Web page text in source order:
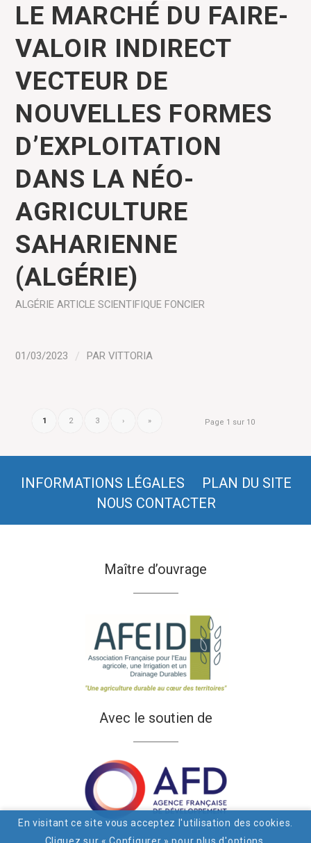
LE MARCHÉ DU FAIRE-
VALOIR INDIRECT
VECTEUR DE
NOUVELLES FORMES
D’EXPLOITATION
DANS LA NÉO-
AGRICULTURE
SAHARIENNE
(ALGÉRIE)
ALGÉRIE ARTICLE SCIENTIFIQUE FONCIER
01/03/2023 / PARVITTORIA
Page 1 sur 10
1 2 3 › »
INFORMATIONS LÉGALES
PLAN DU SITE
NOUS CONTACTER
Maître d’ouvrage
Avec le soutien de
En visitant ce site vous acceptez l'utilisation des cookies.